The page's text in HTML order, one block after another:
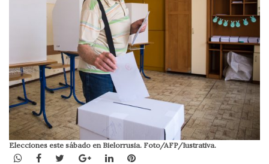
Elecciones este sábado en Bielorrusia. Foto/AFP/Iustrativa.
WhatsApp
Facebook
TwitterGoogle+LinkedInPinterest